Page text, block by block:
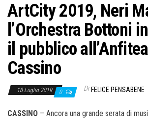
ArtCity 2019, Neri
l’Orchestra Bottoni
il pubblico
Cassino
18 Luglio 2019 0 Di FELICE PENSABENE
CASSINO – Ancora una grande serata di